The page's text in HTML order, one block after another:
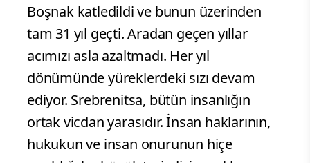
Boşnak katledildi ve bunun üzerinden
tam 31 yıl geçti. Aradan geçen yıllar
acımızı asla azaltmadı. Her yıl
dönümünde yüreklerdeki sızı devam
ediyor. Srebrenitsa, bütün insanlığın
ortak vicdan yarasıdır. İnsan haklarının,
hukukun ve insan onurunun hiçe